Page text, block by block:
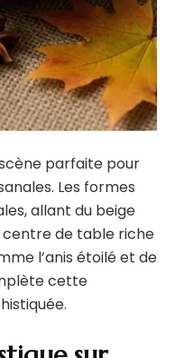
parfaite pour
Les formes
allant du beige
de table riche
l’anis étoilé et de
cette